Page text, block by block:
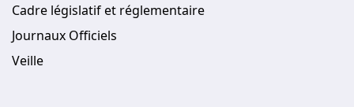
Cadre législatif et réglementaire
Journaux Officiels
Veille